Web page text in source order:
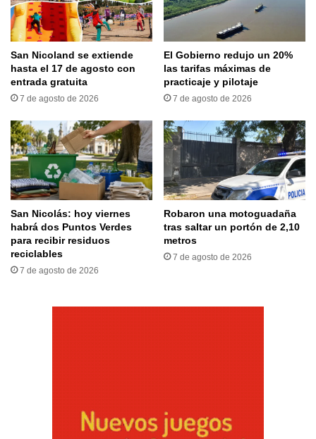
San Nicoland se extiende
hasta el 17 de agosto con
entrada gratuita
7 de agosto de 2026
El Gobierno redujo un 20%
las tarifas máximas de
practicaje y pilotaje
7 de agosto de 2026
San Nicolás: hoy viernes
habrá dos Puntos Verdes
para recibir residuos
reciclables
7 de agosto de 2026
Robaron una motoguadaña
tras saltar un portón de 2,10
metros
7 de agosto de 2026